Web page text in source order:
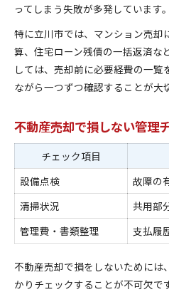
ってしまう失敗が多発しています。
特に立川市では、マンション売却
算、住宅ローン残債の一括返済な
しては、売却前に必要経費の一
ながら一つずつ確認することが大
不動産売却で損しない管理
チェック項目
設備点検
故障の
清掃状況
共用部
管理費・書類整理
支払履
不動産売却で損をしないためには
かりチェックすることが不可欠で